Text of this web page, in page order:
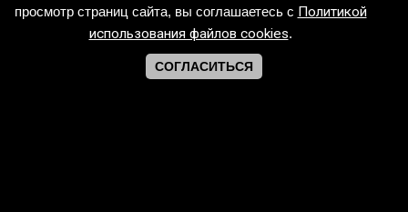
просмотр страниц сайта, вы соглашаетесь с Политикой
использования файлов cookies.
СОГЛАСИТЬСЯ